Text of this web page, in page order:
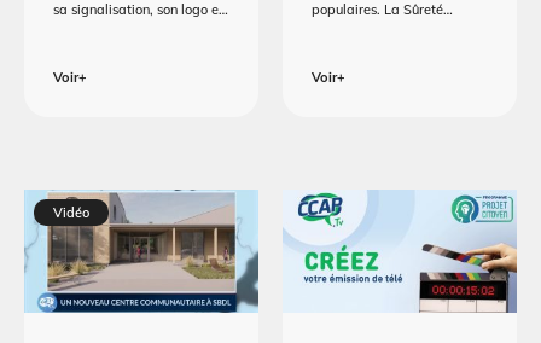
sa signalisation, son logo e…
Voir+
populaires. La Sûreté…
Voir+
Vidéo